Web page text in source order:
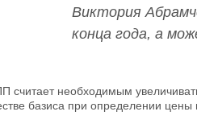
Виктория
конца года, а
считает необходимым
базиса при определении